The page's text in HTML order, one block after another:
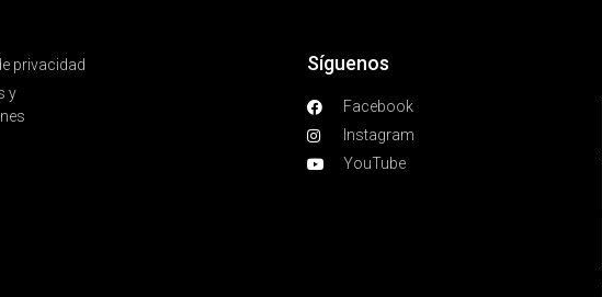
privacidad
y
Síguenos
Facebook
Instagram
YouTube